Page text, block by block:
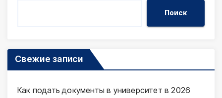
Поиск
Свежие записи
Как подать документы в университет в 2026